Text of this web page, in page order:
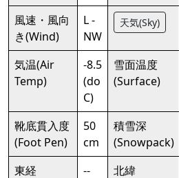
風速・風向
き(Wind)
L -
NW
天気(Sky)
気温(Air
Temp)
-8.5
(do
C)
雪面温度
(Surface)
靴底貫入度
(Foot Pen)
50
cm
積雪深
(Snowpack)
東経
--
北緯